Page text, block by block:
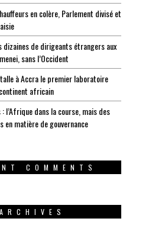
en colère, Parlement divisé et
dizaines de dirigeants étrangers aux
sans l’Occident
à Accra le premier laboratoire
africain
l’Afrique dans la course, mais des
en matière de gouvernance
COMMENTS
ARCHIVES